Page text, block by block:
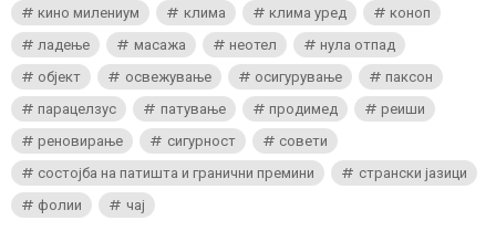
кино милениум
клима клима уред
коноп
ладење
масажа неотел
нула отпад
објект
освежување осигурување
паксон
парацелзус
патување продимед
реиши
реновирање
сигурност
совети
состојба на патишта и гранични премини
странски јазици
фолии
чај